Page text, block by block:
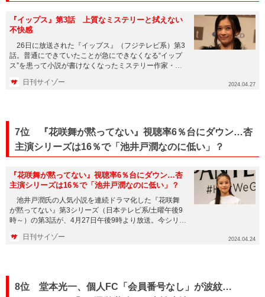
『イップス』第3話 上質なミステリーと拭えない
不快感
26日に放送された『イップス』（フジテレビ系）第3
話。普通にできていたことが急にできなくなる“イップ
ス”を患って小説が書けなくなったミステリー作家・黒
日刊サイゾー 2024.04.27
7位 『花咲舞が黙ってない』視聴率6％台にダウン…杏
主演シリーズは16％で「池井戸潤なのに低い」？
『花咲舞が黙ってない』視聴率6％台にダウン…杏
主演シリーズは16％で「池井戸潤なのに低い」？
池井戸潤氏の人気小説を連続ドラマ化した『花咲舞
が黙ってない』第3シリーズ（日本テレビ系/土曜午後9
時～）の第3話が、4月27日午後9時より放送。今シリー
日刊サイゾー 2024.04.24
8位 堂本光一、個人FC「会員番号なし」が波紋…